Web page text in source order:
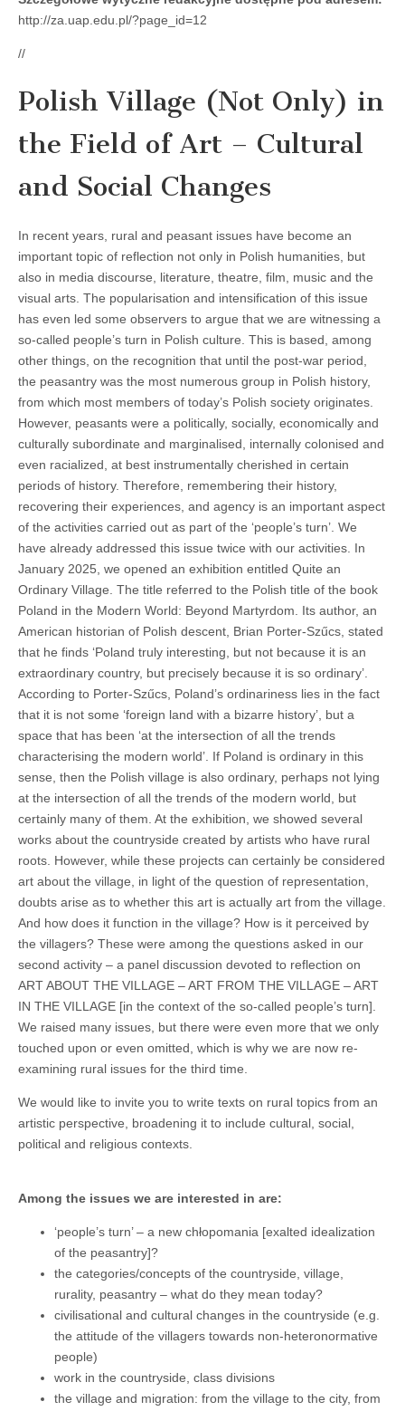
http://za.uap.edu.pl/?page_id=12
//
Polish Village (Not Only) in
the Field of Art – Cultural
and Social Changes
In recent years, rural and peasant issues have become an
important topic of reflection not only in Polish humanities, but
also in media discourse, literature, theatre, film, music and the
visual arts. The popularisation and intensification of this issue
has even led some observers to argue that we are witnessing a
so-called people’s turn in Polish culture. This is based, among
other things, on the recognition that until the post-war period,
the peasantry was the most numerous group in Polish history,
from which most members of today’s Polish society originates.
However, peasants were a politically, socially, economically and
culturally subordinate and marginalised, internally colonised and
even racialized, at best instrumentally cherished in certain
periods of history. Therefore, remembering their history,
recovering their experiences, and agency is an important aspect
of the activities carried out as part of the ‘people’s turn’. We
have already addressed this issue twice with our activities. In
January 2025, we opened an exhibition entitled Quite an
Ordinary Village. The title referred to the Polish title of the book
Poland in the Modern World: Beyond Martyrdom. Its author, an
American historian of Polish descent, Brian Porter-Szűcs, stated
that he finds ‘Poland truly interesting, but not because it is an
extraordinary country, but precisely because it is so ordinary’.
According to Porter-Szűcs, Poland’s ordinariness lies in the fact
that it is not some ‘foreign land with a bizarre history’, but a
space that has been ‘at the intersection of all the trends
characterising the modern world’. If Poland is ordinary in this
sense, then the Polish village is also ordinary, perhaps not lying
at the intersection of all the trends of the modern world, but
certainly many of them. At the exhibition, we showed several
works about the countryside created by artists who have rural
roots. However, while these projects can certainly be considered
art about the village, in light of the question of representation,
doubts arise as to whether this art is actually art from the village.
And how does it function in the village? How is it perceived by
the villagers? These were among the questions asked in our
second activity – a panel discussion devoted to reflection on
ART ABOUT THE VILLAGE – ART FROM THE VILLAGE – ART
IN THE VILLAGE [in the context of the so-called people’s turn].
We raised many issues, but there were even more that we only
touched upon or even omitted, which is why we are now re-
examining rural issues for the third time.
We would like to invite you to write texts on rural topics from an
artistic perspective, broadening it to include cultural, social,
political and religious contexts.
Among the issues we are interested in are:
‘people’s turn’ – a new chłopomania [exalted idealization
of the peasantry]?
the categories/concepts of the countryside, village,
rurality, peasantry – what do they mean today?
civilisational and cultural changes in the countryside (e.g.
the attitude of the villagers towards non-heteronormative
people)
work in the countryside, class divisions
the village and migration: from the village to the city, from